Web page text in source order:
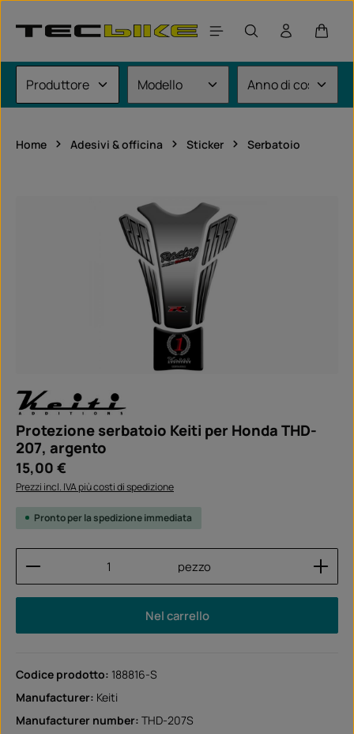
Il
Home Adesivi & officina Sticker Serbatoio
Salta la galleria di immagini
Protezione serbatoio Keiti per Honda THD-
207, argento
Prezzo normale:
15,00 €
Prezzi incl. IVA più costi di spedizione
Pronto per la spedizione immediata
Quantità del prodotto: inserisci la quantità
pezzo
Nel carrello
Codice prodotto: 188816-S
Manufacturer: Keiti
Manufacturer number: THD-207S